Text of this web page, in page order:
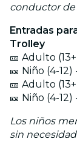
conductor de
Entradas
Trolley
🎫 Adulto
🎫 Niño (4-
🎫 Adulto
🎫 Niño (4-
Los niños
sin